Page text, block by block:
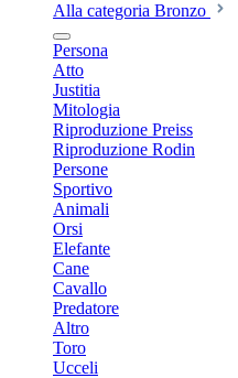
Alla categoria Bronzo
Persona
Atto
Justitia
Mitologia
Riproduzione Preiss
Riproduzione Rodin
Persone
Sportivo
Animali
Orsi
Elefante
Cane
Cavallo
Predatore
Altro
Toro
Ucceli